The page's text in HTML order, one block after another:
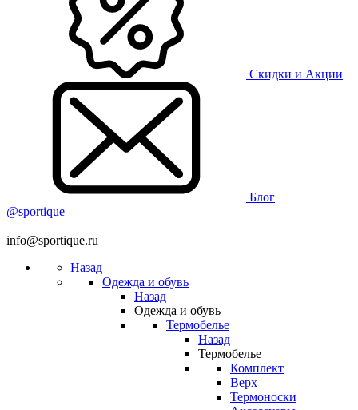
Скидки и Акции
Блог
@sportique
info@sportique.ru
Назад
Одежда и обувь
Назад
Одежда и обувь
Термобелье
Назад
Термобелье
Комплект
Верх
Термоноски